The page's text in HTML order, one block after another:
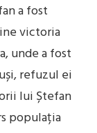
a fost
victoria
unde a fost
refuzul ei
lui Ștefan
populația